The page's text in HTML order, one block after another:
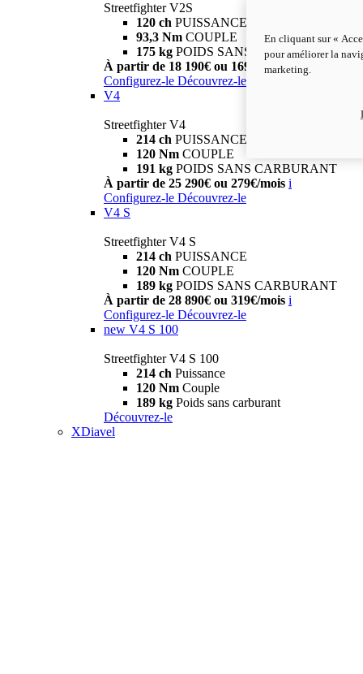
Streetfighter V2S
120 ch PUISSANCE
93,3 Nm COUPLE
175 kg POIDS SANS CARBURANT
À partir de 18 190€ ou 169€/mois i
Configurez-le Découvrez-le
V4
Streetfighter V4
214 ch PUISSANCE
120 Nm COUPLE
191 kg POIDS SANS CARBURANT
À partir de 25 290€ ou 279€/mois i
Configurez-le Découvrez-le
V4 S
Streetfighter V4 S
214 ch PUISSANCE
120 Nm COUPLE
189 kg POIDS SANS CARBURANT
À partir de 28 890€ ou 319€/mois i
Configurez-le Découvrez-le
new V4 S 100
Streetfighter V4 S 100
214 ch Puissance
120 Nm Couple
189 kg Poids sans carburant
Découvrez-le
XDiavel
En cliquant sur «
pour améliorer la
marketing.